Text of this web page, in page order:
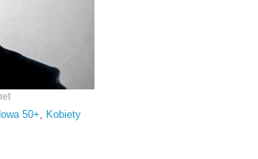
50+, Kobiety